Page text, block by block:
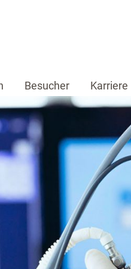
Besucher Karriere
Patienten